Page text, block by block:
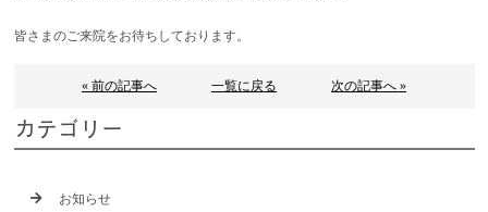
皆さまのご来院をお待ちしております。
« 前の記事へ 一覧に戻る 次の記事へ »
カテゴリー
お知らせ